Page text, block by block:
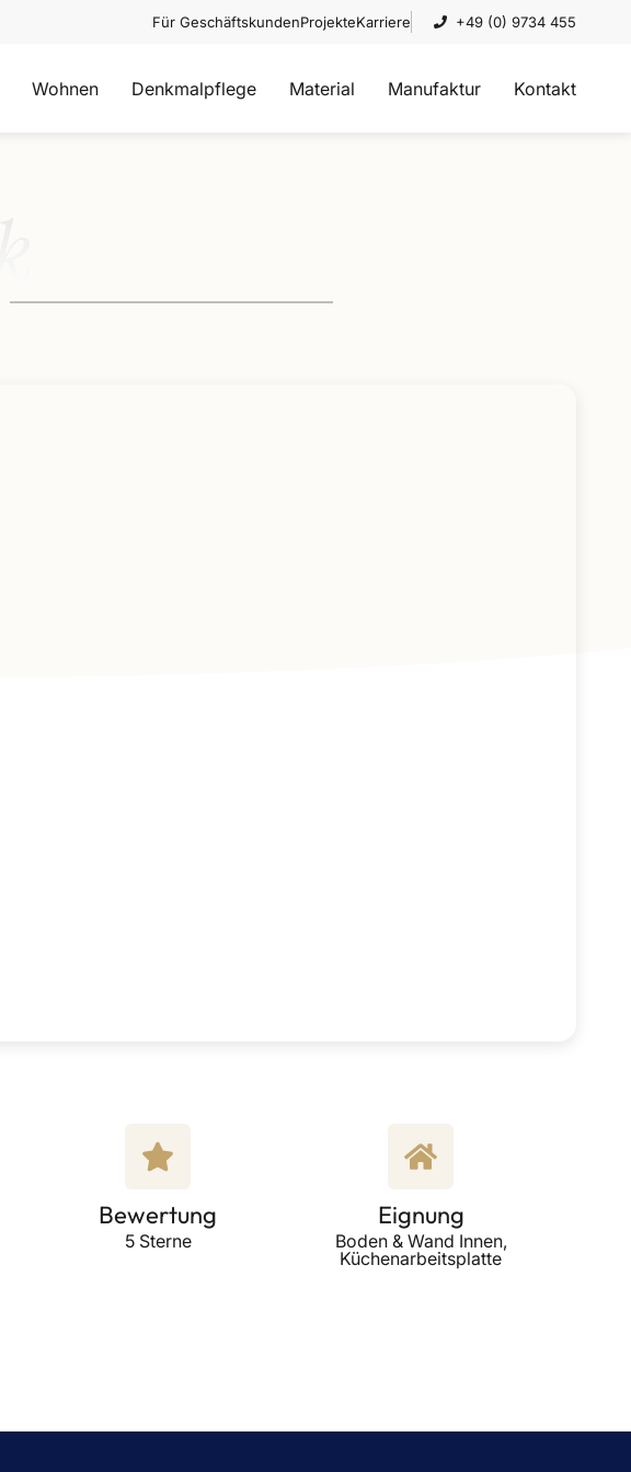
Für GeschäftskundenProjekteKarriere +49 (0) 9734 455
Wohnen Denkmalpflege Material Manufaktur Kontakt
Bewertung
5 Sterne
Eignung
Boden & Wand Innen,
Küchenarbeitsplatte